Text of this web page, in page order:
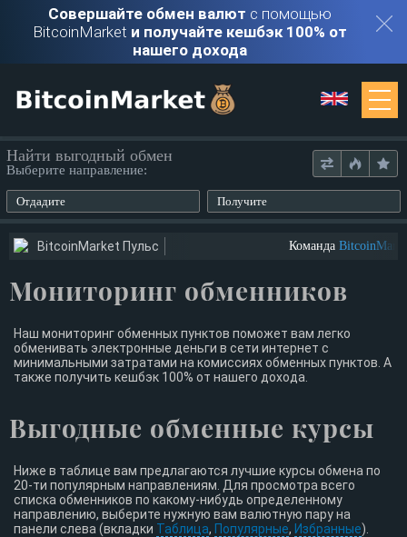
Совершайте обмен валют с помощью
BitcoinMarket и получайте кешбэк 100% от
нашего дохода
Обменники
Войти
Регистрация
Найти выгодный обмен
Выберите направление:
Отдадите Получите
BitcoinMarket Пульс Команда
Мониторинг обменников
Наш мониторинг обменных пунктов поможет вам легко
обменивать электронные деньги в сети интернет с
минимальными затратами на комиссиях обменных пунктов. А
также получить кешбэк 100% от нашего дохода.
Выгодные обменные курсы
Ниже в таблице вам предлагаются лучшие курсы обмена по
20-ти популярным направлениям. Для просмотра всего
списка обменников по какому-нибудь определенному
направлению, выберите нужную вам валютную пару на
панели слева (вкладки Таблица, Популярные, Избранные).